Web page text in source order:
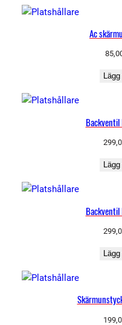
Ac
Backventil
Backventil